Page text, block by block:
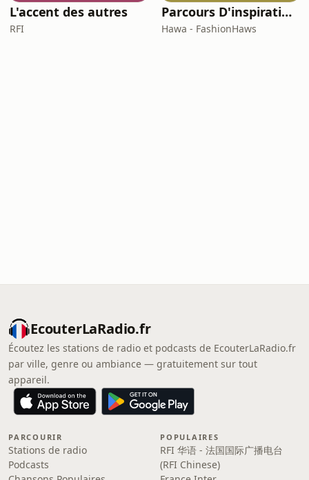
L'accent des autres
RFI
Parcours D'inspirations
Hawa - FashionHaws
EcouterLaRadio.fr
Écoutez les stations de radio et podcasts de EcouterLaRadio.fr
par ville, genre ou ambiance — gratuitement sur tout
appareil.
PARCOURIR
Stations de radio
Podcasts
POPULAIRES
RFI 华语 - 法国国际广播电台
(RFI Chinese)